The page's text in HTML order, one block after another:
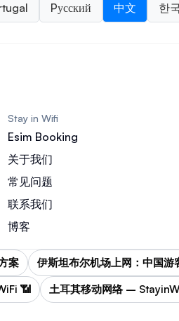
Pусский 中文 한
Stay in Wifi
Esim Booking
关于我们
常见问题
联系我们
博客
案
伊斯坦布尔机场上网：中国游
📶
土耳其移动网络 –